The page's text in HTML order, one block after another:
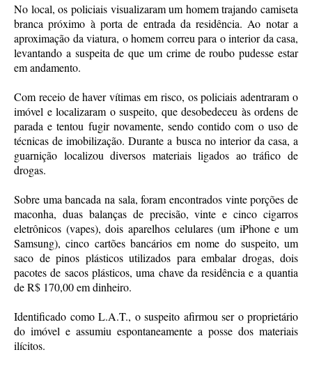
No local, os policiais visualizaram um homem trajando camiseta
branca próximo à porta de entrada da residência. Ao notar a
aproximação da viatura, o homem correu para o interior da casa,
levantando a suspeita de que um crime de roubo pudesse estar
em andamento.
Com receio de haver vítimas em risco, os policiais adentraram o
imóvel e localizaram o suspeito, que desobedeceu às ordens de
parada e tentou fugir novamente, sendo contido com o uso de
técnicas de imobilização. Durante a busca no interior da casa, a
guarnição localizou diversos materiais ligados ao tráfico de
drogas.
Sobre uma bancada na sala, foram encontrados vinte porções de
maconha, duas balanças de precisão, vinte e cinco cigarros
eletrônicos (vapes), dois aparelhos celulares (um iPhone e um
Samsung), cinco cartões bancários em nome do suspeito, um
saco de pinos plásticos utilizados para embalar drogas, dois
pacotes de sacos plásticos, uma chave da residência e a quantia
de R$ 170,00 em dinheiro.
Identificado como L.A.T., o suspeito afirmou ser o proprietário
do imóvel e assumiu espontaneamente a posse dos materiais
ilícitos.